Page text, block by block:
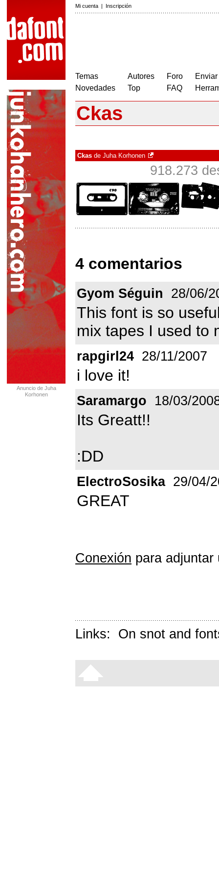
Mi cuenta | Inscripción
Temas
Novedades
Autores
Top
Foro
FAQ
Anuncio de Juha
Korhonen
Ckas
Ckas de Juha Korhonen
918.273
4 comentarios
Gyom Séguin 28/06/
This font is so
mix tapes I used to
rapgirl24 28/11/2007
i love it!
Saramargo 18/03/
Its Greatt!!
:DD
ElectroSosika 29/04/
GREAT
Conexión para adjuntar
Links: On snot and